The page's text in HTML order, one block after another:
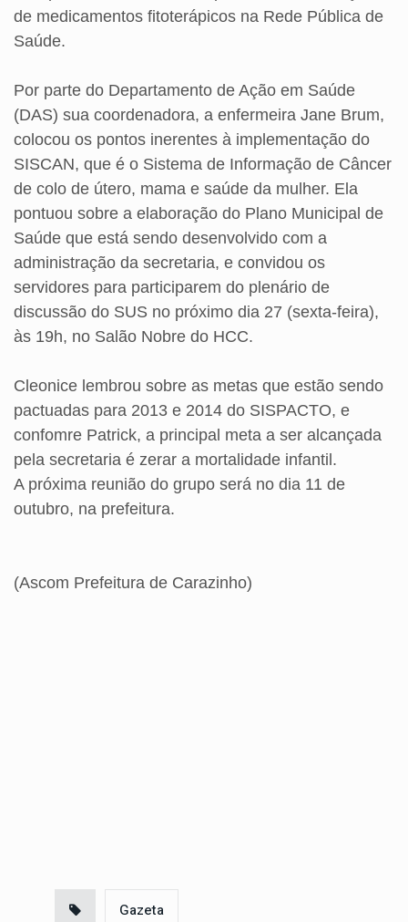
de medicamentos fitoterápicos na Rede Pública de
Saúde.
Por parte do Departamento de Ação em Saúde
(DAS) sua coordenadora, a enfermeira Jane Brum,
colocou os pontos inerentes à implementação do
SISCAN, que é o Sistema de Informação de Câncer
de colo de útero, mama e saúde da mulher. Ela
pontuou sobre a elaboração do Plano Municipal de
Saúde que está sendo desenvolvido com a
administração da secretaria, e convidou os
servidores para participarem do plenário de
discussão do SUS no próximo dia 27 (sexta-feira),
às 19h, no Salão Nobre do HCC.
Cleonice lembrou sobre as metas que estão sendo
pactuadas para 2013 e 2014 do SISPACTO, e
confomre Patrick, a principal meta a ser alcançada
pela secretaria é zerar a mortalidade infantil.
A próxima reunião do grupo será no dia 11 de
outubro, na prefeitura.
(Ascom Prefeitura de Carazinho)
Gazeta